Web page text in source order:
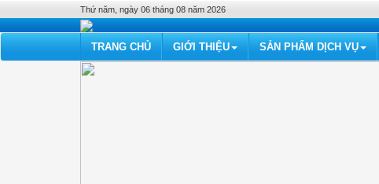
Thứ năm, ngày 06 tháng 08 năm 2026
TRANG CHỦ GIỚI THIỆU SẢN PHẨM DỊCH VỤ